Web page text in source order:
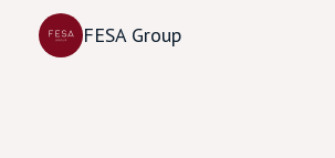
FESA Group